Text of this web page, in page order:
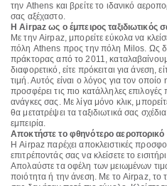
την Athens και βρείτε το ιδανικό
σας αξέχαστο.
Η Airpaz ως ο έμπειρος ταξιδιωτικός
Με την Airpaz, μπορείτε εύκολα να
πόλη Athens προς την πόλη Milos. Ως
πράκτορας από το 2011,
διαφορετικό, είτε πρόκειται για άνεση,
τιμή. Αυτός είναι ο λόγος για τον
προσφέρει τις πιο κατάλληλες
ανάγκες σας. Με λίγα μόνο κλικ,
θα μετατρέψει τα ταξιδιωτικά σας
εμπειρία.
Αποκτήστε το φθηνότερο αεροπορικό
Η Airpaz παρέχει αποκλειστικές
επιτρέποντάς σας να κλείσετε το
Απολαύστε τα οφέλη των μειωμένων
ποιότητα ή την άνεση. Με το Airpaz, το